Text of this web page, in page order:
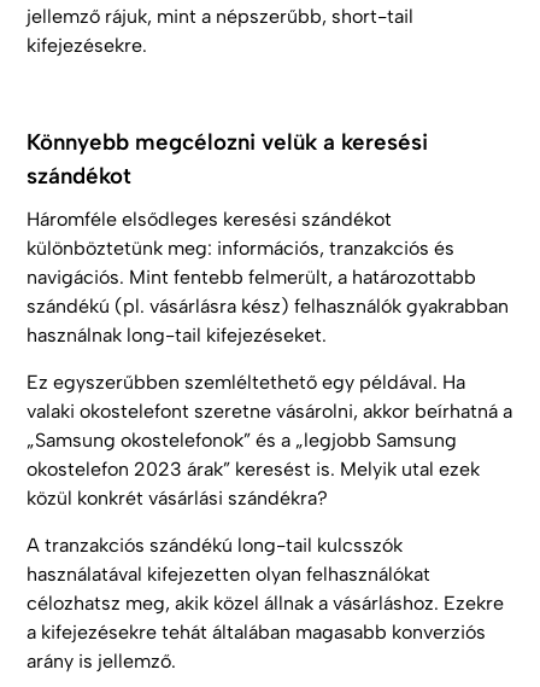
jellemző rájuk, mint a népszerűbb, short-tail
kifejezésekre.
Könnyebb megcélozni velük a keresési
szándékot
Háromféle elsődleges keresési szándékot
különböztetünk meg: információs, tranzakciós és
navigációs. Mint fentebb felmerült, a határozottabb
szándékú (pl. vásárlásra kész) felhasználók gyakrabban
használnak long-tail kifejezéseket.
Ez egyszerűbben szemléltethető egy példával. Ha
valaki okostelefont szeretne vásárolni, akkor beírhatná a
„Samsung okostelefonok” és a „legjobb Samsung
okostelefon 2023 árak” keresést is. Melyik utal ezek
közül konkrét vásárlási szándékra?
A tranzakciós szándékú long-tail kulcsszók
használatával kifejezetten olyan felhasználókat
célozhatsz meg, akik közel állnak a vásárláshoz. Ezekre
a kifejezésekre tehát általában magasabb konverziós
arány is jellemző.